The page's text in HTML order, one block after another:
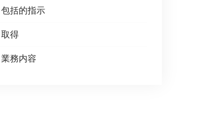
包括的指示
取得
業務内容